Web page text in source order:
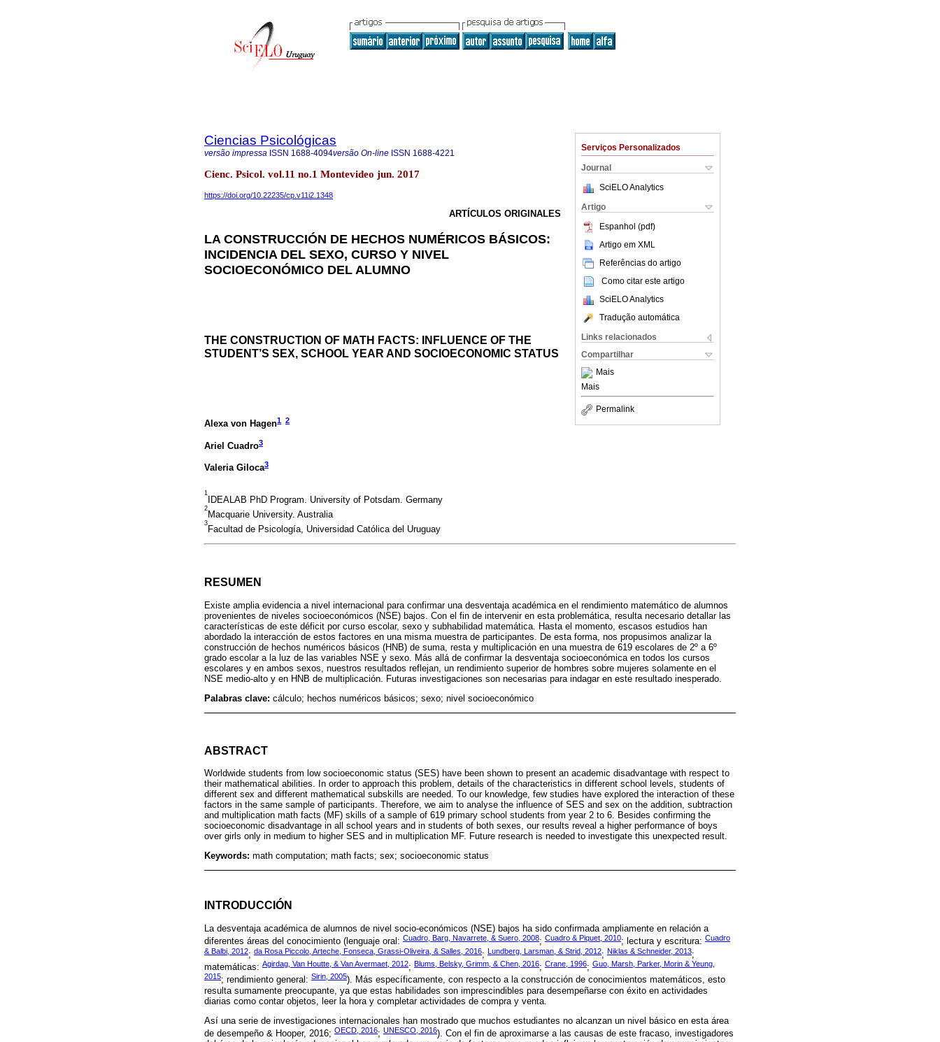
Serviços Personalizados
Journal
SciELO Analytics
Artigo
Espanhol (pdf)
Artigo em XML
Referências do artigo
Como citar este artigo
SciELO Analytics
Tradução automática
Links relacionados
Compartilhar
Mais
Mais
Permalink
Ciencias Psicológicas
versão impressa ISSN 1688-4094versão On-line ISSN 1688-4221
Cienc. Psicol. vol.11 no.1 Montevideo jun. 2017
https://doi.org/10.22235/cp.v11i2.1348
ARTÍCULOS ORIGINALES
LA CONSTRUCCIÓN DE HECHOS NUMÉRICOS BÁSICOS:
INCIDENCIA DEL SEXO, CURSO Y NIVEL
SOCIOECONÓMICO DEL ALUMNO
THE CONSTRUCTION OF MATH FACTS: INFLUENCE OF THE
STUDENT’S SEX, SCHOOL YEAR AND SOCIOECONOMIC STATUS
Alexa von Hagen1 2
Ariel Cuadro3
Valeria Giloca3
1
IDEALAB PhD Program. University of Potsdam. Germany
2
Macquarie University. Australia
3
Facultad de Psicología, Universidad Católica del Uruguay
RESUMEN
Existe amplia evidencia a nivel internacional para confirmar una desventaja académica en el rendimiento matemático de alumnos
provenientes de niveles socioeconómicos (NSE) bajos. Con el fin de intervenir en esta problemática, resulta necesario detallar las
características de este déficit por curso escolar, sexo y subhabilidad matemática. Hasta el momento, escasos estudios han
abordado la interacción de estos factores en una misma muestra de participantes. De esta forma, nos propusimos analizar la
construcción de hechos numéricos básicos (HNB) de suma, resta y multiplicación en una muestra de 619 escolares de 2º a 6º
grado escolar a la luz de las variables NSE y sexo. Más allá de confirmar la desventaja socioeconómica en todos los cursos
escolares y en ambos sexos, nuestros resultados reflejan, un rendimiento superior de hombres sobre mujeres solamente en el
NSE medio-alto y en HNB de multiplicación. Futuras investigaciones son necesarias para indagar en este resultado inesperado.
Palabras clave: cálculo; hechos numéricos básicos; sexo; nivel socioeconómico
ABSTRACT
Worldwide students from low socioeconomic status (SES) have been shown to present an academic disadvantage with respect to
their mathematical abilities. In order to approach this problem, details of the characteristics in different school levels, students of
different sex and different mathematical subskills are needed. To our knowledge, few studies have explored the interaction of these
factors in the same sample of participants. Therefore, we aim to analyse the influence of SES and sex on the addition, subtraction
and multiplication math facts (MF) skills of a sample of 619 primary school students from year 2 to 6. Besides confirming the
socioeconomic disadvantage in all school years and in students of both sexes, our results reveal a higher performance of boys
over girls only in medium to higher SES and in multiplication MF. Future research is needed to investigate this unexpected result.
Keywords: math computation; math facts; sex; socioeconomic status
INTRODUCCIÓN
La desventaja académica de alumnos de nivel socio-económicos (NSE) bajos ha sido confirmada ampliamente en relación a
diferentes áreas del conocimiento (lenguaje oral: Cuadro, Barg, Navarrete, & Suero, 2008; Cuadro & Piquet, 2010; lectura y escritura: Cuadro
& Balbi, 2012; da Rosa Piccolo, Arteche, Fonseca, Grassi-Oliveira, & Salles, 2016; Lundberg, Larsman, & Strid, 2012; Niklas & Schneider, 2013;
matemáticas: Agirdag, Van Houtte, & Van Avermaet, 2012; Blums, Belsky, Grimm, & Chen, 2016; Crane, 1996; Guo, Marsh, Parker, Morin & Yeung,
2015; rendimiento general: Sirin, 2005). Más específicamente, con respecto a la construcción de conocimientos matemáticos, esto
resulta sumamente preocupante, ya que estas habilidades son imprescindibles para desempeñarse con éxito en actividades
diarias como contar objetos, leer la hora y completar actividades de compra y venta.
Así una serie de investigaciones internacionales han mostrado que muchos estudiantes no alcanzan un nivel básico en esta área
de desempeño & Hooper, 2016; OECD, 2016; UNESCO, 2016). Con el fin de aproximarse a las causas de este fracaso, investigadores